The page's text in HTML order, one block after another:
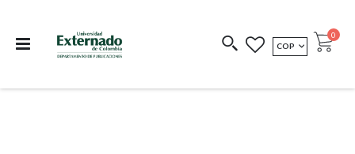
COEDICIONES REDIMIR CÓDIGO
MONEDA
COP Cart
0